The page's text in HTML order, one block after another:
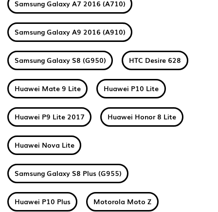
Samsung Galaxy A7 2016 (A710)
Samsung Galaxy A9 2016 (A910)
Samsung Galaxy S8 (G950) HTC Desire 628
Huawei Mate 9 Lite Huawei P10 Lite
Huawei P9 Lite 2017 Huawei Honor 8 Lite
Huawei Nova Lite
Samsung Galaxy S8 Plus (G955)
Huawei P10 Plus Motorola Moto Z